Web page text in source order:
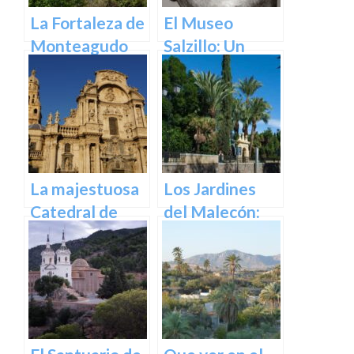
La Fortaleza de
Monteagudo
El Museo
Salzillo: Un
Tesoro de la
Escultura
Barroca en
España en
Murcia
La majestuosa
Catedral de
Murcia: un
tesoro
arquitectónico
y cultural
Los Jardines
del Malecón:
Ciudad.